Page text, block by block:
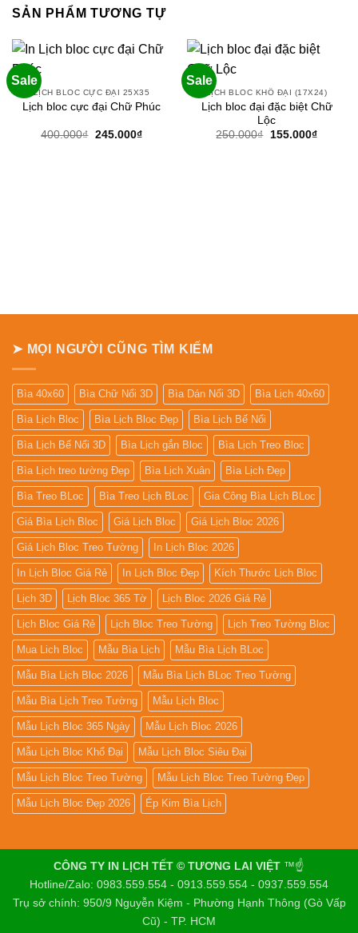
SẢN PHẨM TƯƠNG TỰ
Sale
LỊCH BLOC CỰC ĐẠI 25X35
Lịch bloc cực đại Chữ Phúc
400.000₫ Giá
245.000₫Giá
Sale
LỊCH BLOC KHỔ ĐẠI (17X24)
Lịch bloc đại đặc biệt Chữ
Lộc
250.000₫
Giá
155.000₫Giá
➤ MỌI NGƯỜI CŨNG TÌM KIẾM
Bìa 40x60 Bìa Chữ Nổi 3D Bìa Dán Nổi 3D Bìa Lịch 40x60
Bìa Lịch Bloc Bìa Lịch Bloc Đẹp Bìa Lịch Bế Nổi
Bìa Lịch Bế Nổi 3D Bìa Lịch gắn Bloc Bìa Lịch Treo Bloc
Bìa Lịch treo tường Đẹp Bìa Lịch Xuân Bìa Lịch Đẹp
Bìa Treo BLoc Bìa Treo Lịch BLoc Gia Công Bìa Lịch BLoc
Giá Bìa Lịch Bloc Giá Lịch Bloc Giá Lịch Bloc 2026
Giá Lịch Bloc Treo Tường In Lịch Bloc 2026
In Lịch Bloc Giá Rẻ In Lịch Bloc Đẹp Kích Thước Lịch Bloc
Lịch 3D Lịch Bloc 365 Tờ Lịch Bloc 2026 Giá Rẻ
Lịch Bloc Giá Rẻ Lịch Bloc Treo Tường Lịch Treo Tường Bloc
Mua Lich Bloc Mẫu Bìa Lịch Mẫu Bìa Lịch BLoc
Mẫu Bìa Lịch Bloc 2026 Mẫu Bìa Lịch BLoc Treo Tường
Mẫu Bìa Lịch Treo Tường Mẫu Lịch Bloc
Mẫu Lịch Bloc 365 Ngày Mẫu Lịch Bloc 2026
Mẫu Lịch Bloc Khổ Đại Mẫu Lịch Bloc Siêu Đại
Mẫu Lịch Bloc Treo Tường Mẫu Lịch Bloc Treo Tường Đẹp
Mẫu Lịch Bloc Đẹp 2026 Ép Kim Bìa Lịch
CÔNG TY IN LỊCH TẾT © TƯƠNG LAI VIỆT ™☝️
Hotline/Zalo: 0983.559.554 - 0913.559.554 - 0937.559.554
Trụ sở chính: 950/9 Nguyễn Kiệm - Phường Hạnh Thông (Gò Vấp
Cũ) - TP. HCM